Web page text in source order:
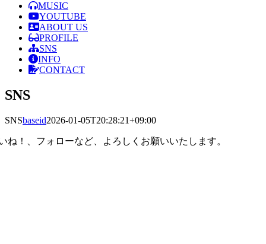
MUSIC
YOUTUBE
ABOUT US
PROFILE
SNS
INFO
CONTACT
SNS
SNSbaseid2026-01-05T20:28:21+09:00
ね！、フォローなど、よろしくお願いいたします。